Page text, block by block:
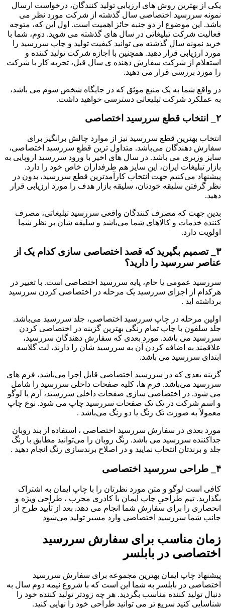
یکی از بهترین روش های ارزیابی تولید کنندگان، درخواست ارسال
نمونه سررسید اختصاصی سال گذشته از شرکت مورد نظر می‌
باشد. این موضوع از دو جنبه حائز اهمیت است. اول این که، متوجه
فعالیت‌ شرکت تبلیغاتی در سال‌ های گذشته می‌ شوید. دوم، شما با
خرید نمونه سال گذشته می‌ توانید کیفیت تولید و چاپ سررسید را
مورد ارزیابی قرار دهید. همچنین با اجازه شرکت تولید کننده و
استعلام از شرکت سفارش دهنده‌ ی سال قبل، تجربه کار با شرکت
را مورد بررسی قرار می‌ دهید.
در واقع شما به یک منبع موثق که در جایگاه شخص سوم می‌ باشد،
به عملکرد شرکت تبلیغاتی دسترسی خواهید داشت.
۲_ انتخاب قطع سررسید اختصاصی
انتخاب بهترین قطع سررسید نیز از موارد چالش برانگیز برای
سفارش‌ دهندگان می‌باشد. متداول‌‌ ترین قطع سررسید اختصاصی،
سایز وزیری می‌ باشد. در سال‌ های اخیر با ورود سررسید اروپایی به
بازار تبلیغات ایران، این‌ سایز هم طرفداران خاص خود را دارد.
پیشنهاد می‌کنیم جهت انتخاب کارآمدترین قطع سررسید، بدون در
نظر گرفتن سلیقه خودتان، سلیقه بازار هدف را مورد ارزیابی قرار
دهید.
بدین جهت که مصرف‌ کنندگان واقعی سررسید تبلیغاتی، مصرف
کننده خدمات و کالاهای شما می‌باشد و سلیقه شان بر نظر شما
اولویت دارد.
۳_ تصمیم بگیرید که قصد اختصاصی سازی کدام یک از
عناصر سررسید را دارید؟
سررسید عمومی یا خام، پایه سررسید اختصاصی است. با تغییر در
هرکدام از اجزای سررسید یک مرحله در اختصاصی کردن سررسید
برداشته‌ اید .
اولین مرحله در چاپ سررسید اختصاصی، جلد سررسید می‌باشد.
جلد سلفون با چاپ تمام رنگی بهترین گزینه در اختصاصی کردن
سررسید می‌ باشد. مورد بعدی که سفارش‌ دهندگان سررسید،
علاقمند به اضافه کردن آن به سررسید شان را دارند، لت گلاسه
ابتدای سررسید می‌ باشد.
گزینه بعدی که در سررسید اختصاصی قابل اجرا می‌باشد، فرم های
سررسید می‌باشد. فرم‌ ها، کلیه صفحات داخلی سررسید را شامل
می‌ شود. در اختصاصی سازی صفحات داخلی سررسید، آرم یا لوگو
و اسم شرکت در تک‌ تک صفحات سررسید چاپ می‌ شود. نوع چاپ
معمولاً به صورت تک رنگ یا دو رنگ می‌باشد .
مورد بعدی در سفارش سررسید اختصاصی ، استفاده از بند روبان
جداکننده سررسید می باشد. رنگ روبان را می‌توانید مطابق با رنگ
جلد و برندتان انتخاب نمایید و در اصلاح برندسازی رنگ انجام دهید .
۴_ طراحی سررسید اختصاصی
کافی است لوگو و متن مورد نظرتان را با چاپ ایمان به اشتراک
بگذارید. تیم طراحیِ چاپ ایمان با کادری مجرب ، طراحی ویژه و
انحصاری را برای سفارش شما انجام می دهد. بعد از تأیید طرح از
جانب شما سررسید اختصاصی وارد مسیر تولید می‌شود
زمان مناسب برای سفارش سررسید
اختصاصی در بابلسر
پیشنهاد چاپ ایمان بهترین مجموعه برای سفارش سررسید
اختصاصی در بابلسر به شما این است که با شروع نیمه دوم سال به
دنبال تولید کننده مناسب بگردید. هر چه زودتر تولید کننده خود را
شناسایی کنید سریع تر می توانید طراحی خود را نهایی کنید.